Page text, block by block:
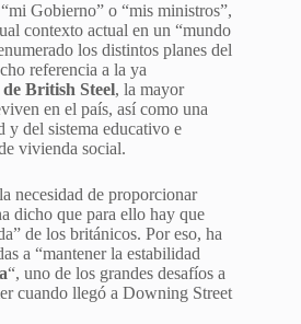
Gobierno” o “mis ministros”,
contexto actual en un “mundo
los distintos planes del
referencia a la ya
British Steel, la mayor
en el país, así como una
y del sistema educativo e
vivienda social.
necesidad de proporcionar
dicho que para ello hay que
de los británicos. Por eso, ha
a “mantener la estabilidad
“, uno de los grandes desafíos a
cuando llegó a Downing Street